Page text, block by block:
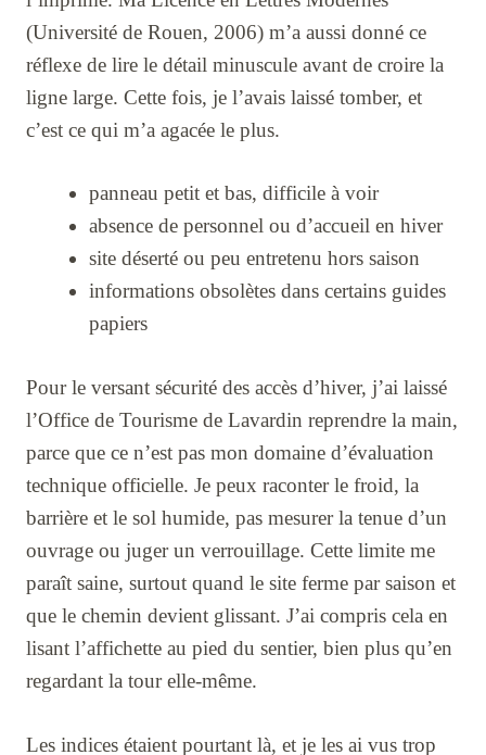
(Université de Rouen, 2006) m’a aussi donné ce
réflexe de lire le détail minuscule avant de croire la
ligne large. Cette fois, je l’avais laissé tomber, et
c’est ce qui m’a agacée le plus.
panneau petit et bas, difficile à voir
absence de personnel ou d’accueil en hiver
site déserté ou peu entretenu hors saison
informations obsolètes dans certains guides
papiers
Pour le versant sécurité des accès d’hiver, j’ai laissé
l’Office de Tourisme de Lavardin reprendre la main,
parce que ce n’est pas mon domaine d’évaluation
technique officielle. Je peux raconter le froid, la
barrière et le sol humide, pas mesurer la tenue d’un
ouvrage ou juger un verrouillage. Cette limite me
paraît saine, surtout quand le site ferme par saison et
que le chemin devient glissant. J’ai compris cela en
lisant l’affichette au pied du sentier, bien plus qu’en
regardant la tour elle-même.
Les indices étaient pourtant là, et je les ai vus trop